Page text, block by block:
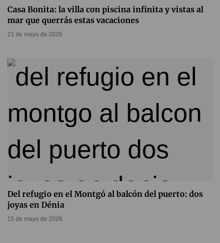
Casa Bonita: la villa con piscina infinita y vistas al
mar que querrás estas vacaciones
21 de mayo de 2026
Del refugio en el Montgó al balcón del puerto: dos
joyas en Dénia
15 de mayo de 2026